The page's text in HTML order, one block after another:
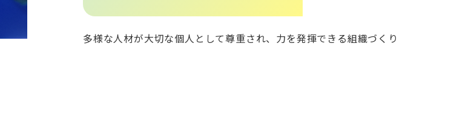
多様な人材が大切な個人として尊重され、力を発揮できる組織づくり